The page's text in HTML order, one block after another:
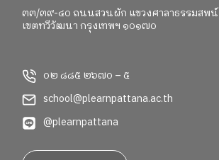
๓๓/๓๙-๔๐ ถนนสวนผัก แขวงศาลาธรรมสพน์
เขตทวีวัฒนา กรุงเทพฯ ๑๐๑๗๐
๐๒ ๘๘๕ ๒๖๗๐ – ๕
school@plearnpattana.ac.th
@plearnpattana